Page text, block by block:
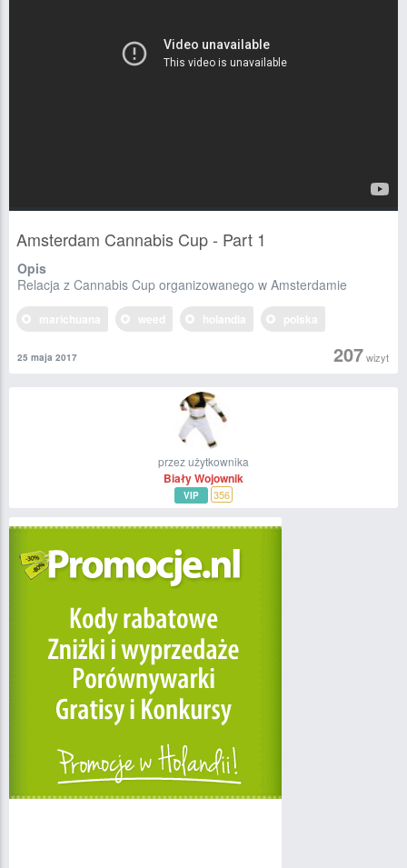
Amsterdam Cannabis Cup - Part 1
Opis
Relacja z Cannabis Cup organizowanego w Amsterdamie
207wizyt
25 maja 2017
przez użytkownika
Biały Wojownik
VIP 356